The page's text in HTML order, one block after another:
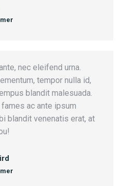
nec eleifend urna.
tempor nulla id,
blandit malesuada.
ac ante ipsum
blandit venenatis erat, at